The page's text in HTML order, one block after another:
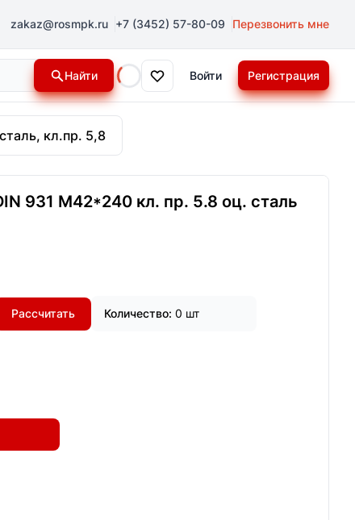
zakaz@rosmpk.ru +7 (3452) 57-80-09 Перезвонить мне
Найти
Loading...
Войти Регистрация
кл.пр. 5,8
931 М42*240 кл. пр. 5.8 оц. сталь
Рассчитать Количество: 0 шт